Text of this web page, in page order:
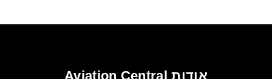
אודות Aviation Central